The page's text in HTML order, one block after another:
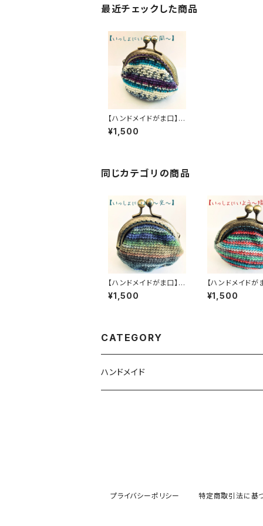
最近チェックした商品
【ハンドメイドがま口】い
っしょにいよう ～ 凪 ～
【オパール毛糸】
¥1,500
同じカテゴリの商品
【ハンドメイドがま口】い
っしょにいよう ～ 光 ～
【オパール毛糸】
¥1,500
【ハンドメイドが
っしょにいよう
【オパール毛糸】
¥1,500
CATEGORY
ハンドメイド
プライバシーポリシー 特定商取引法に基